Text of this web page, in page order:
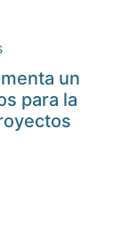
un
para la